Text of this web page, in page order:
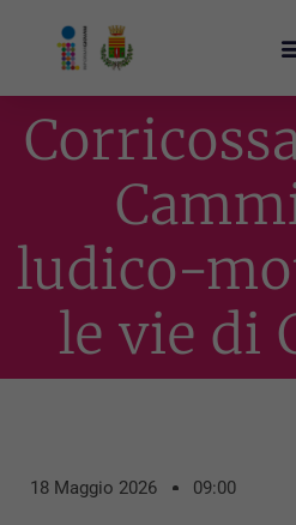
ludico-
le vie di
18 Maggio 2026 09:00